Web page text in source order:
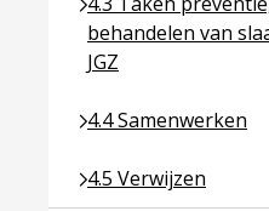
behandelen van
JGZ
4.4 Samenwerken
Ga naar pagina over
4.5 Verwijzen
Ga naar pagina over